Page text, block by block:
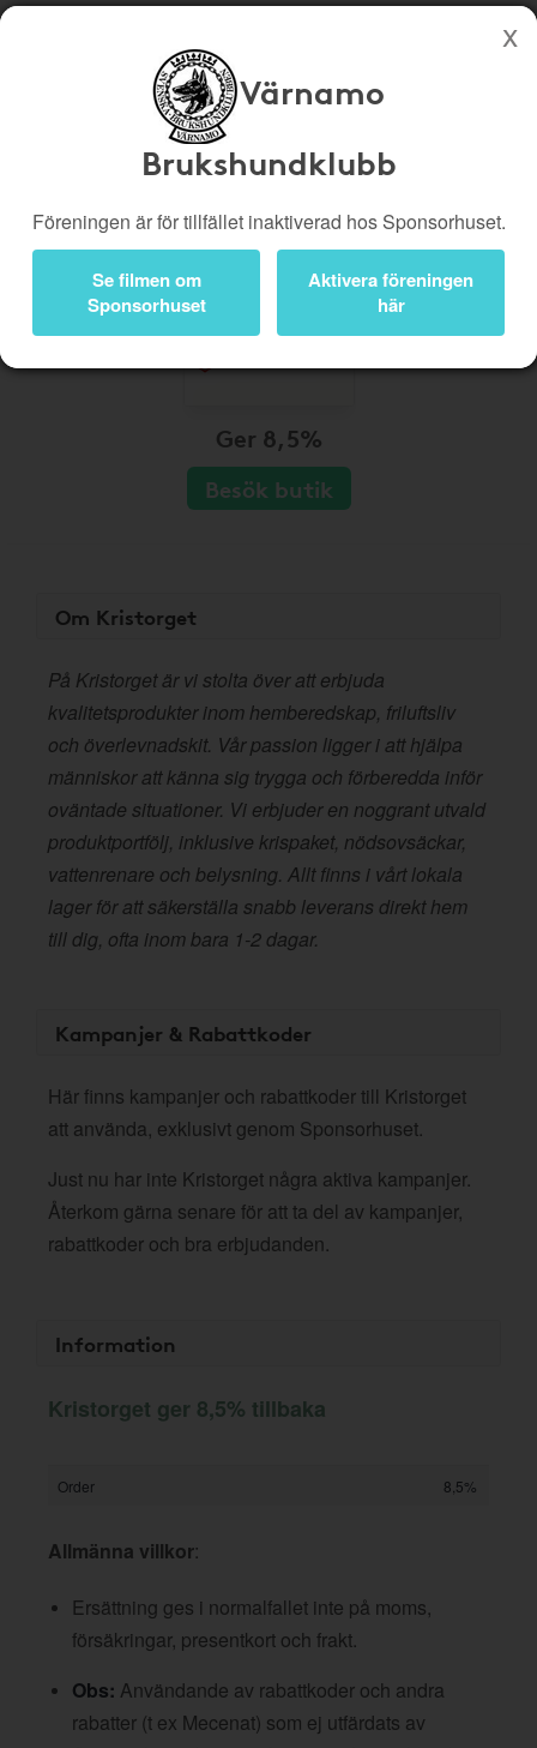
Köp genom denna sida stöttar Värnamo Brukshundklubb
Bli medlem
Logga in
Värnamo
Brukshundklubb
Föreningen är för tillfället inaktiverad hos Sponsorhuset.
Se filmen om
Sponsorhuset
Aktivera föreningen
här
Ger 8,5%
Besök butik
Om Kristorget
På Kristorget är vi stolta över att erbjuda
kvalitetsprodukter inom hemberedskap, friluftsliv
och överlevnadskit. Vår passion ligger i att hjälpa
människor att känna sig trygga och förberedda inför
oväntade situationer. Vi erbjuder en noggrant utvald
produktportfölj, inklusive krispaket, nödsovsäckar,
vattenrenare och belysning. Allt finns i vårt lokala
lager för att säkerställa snabb leverans direkt hem
till dig, ofta inom bara 1-2 dagar.
Kampanjer & Rabattkoder
Här finns kampanjer och rabattkoder till Kristorget
att använda, exklusivt genom Sponsorhuset.
Just nu har inte Kristorget några aktiva kampanjer.
Återkom gärna senare för att ta del av kampanjer,
rabattkoder och bra erbjudanden.
Information
Kristorget ger 8,5% tillbaka
Order 8,5%
Allmänna villkor:
Ersättning ges i normalfallet inte på moms,
försäkringar, presentkort och frakt.
Obs: Användande av rabattkoder och andra
rabatter (t ex Mecenat) som ej utfärdats av